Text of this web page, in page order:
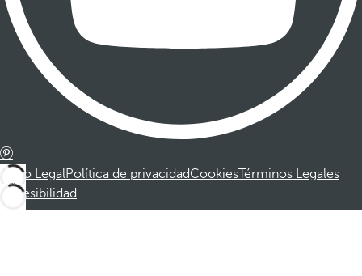
Aviso LegalPolítica de privacidadCookies Términos Legales
Accesibilidad